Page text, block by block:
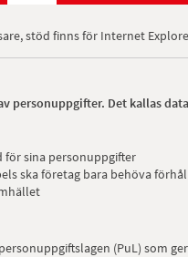
stöd finns för Internet
personuppgifter. Det kallas
sina personuppgifter
ska företag bara behöva
(PuL) som